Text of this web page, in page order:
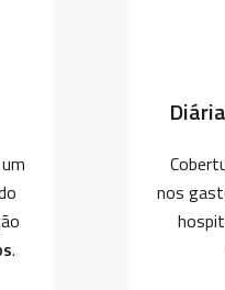
.
nos